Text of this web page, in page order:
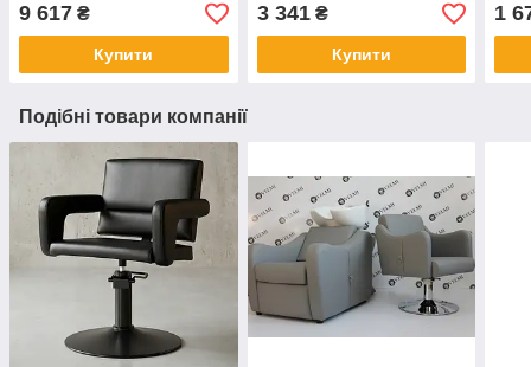
9 617 ₴
Купити
3 341₴
Купити
1
Подібні товари компанії